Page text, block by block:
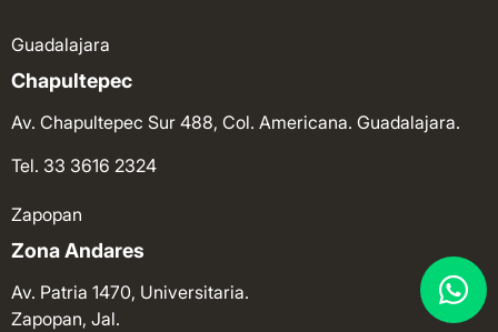
Guadalajara
Chapultepec
Av. Chapultepec Sur 488, Col. Americana. Guadalajara.
Tel. 33 3616 2324
Zapopan
Zona Andares
Av. Patria 1470, Universitaria.
Zapopan, Jal.